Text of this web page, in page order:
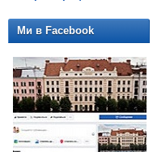
Ми в Facebook